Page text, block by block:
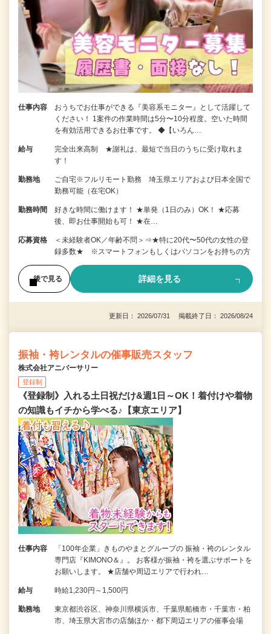
仕事内容
おうちでお仕事ができる『美容系モニター』として活躍して
ください！ 1案件の作業時間は5分〜10分程度。空いた時間
を有効活用できるお仕事です。 ◆【いろん…
給与
完全出来高制 ★謝礼は、最短で当日のうちに受け取れま
す！
勤務地
ご自宅※フルリモート勤務 埼玉県エリアおよび日本全国で
勤務可能（在宅OK）
勤務時間
好きな時間に働けます！ ★単発（1日のみ）OK！ ★応募
後、即お仕事開始も可！ ★在…
応募資格
＜未経験者OK／年齢不問＞⇒★特に20代〜50代の女性の登
録多数★ ※スマートフォンもしくはパソコンをお持ちの方
後で見る 詳細を見る
更新日： 2026/07/31 掲載終了日： 2026/08/24
振袖・袴レンタルの催事販売スタッフ
株式会社アニバーサリー
登録制
《登録制》入れる土日祝だけ&週1日～OK！着付けや着物
の知識もイチから学べる♪【東京エリア】
仕事内容
「100年企業」きものやまとグループの 振袖・袴のレンタル
専門店『KIMONO＆』。 お客様が振袖・袴を選ぶサポートを
お願いします。 ★店舗や周辺エリアで行われ…
給与 時給1,230円～1,500円
勤務地
東京都渋谷区、神奈川県横浜市、千葉県船橋市・千葉市・柏
市、埼玉県大宮市の店舗ほか・都下周辺エリアの催事会場